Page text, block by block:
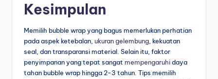
Kesimpulan
Memilih bubble wrap yang bagus memerlukan perhatian
pada aspek ketebalan, ukuran gelembung , kekuatan
seal, dan transparansi material. Selain itu, faktor
penyimpanan yang tepat sangat mempengaruhidaya
tahan bubble wrap hingga 2-3 tahun. Tips memilih